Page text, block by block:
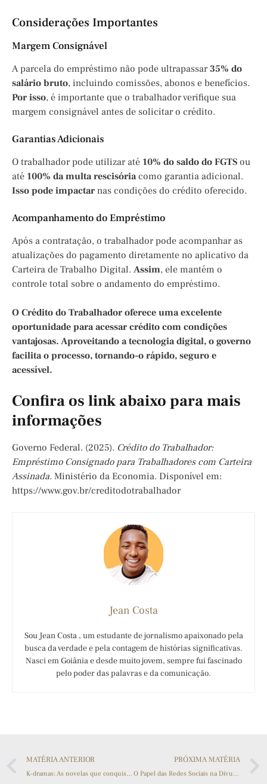
Considerações Importantes
Margem Consignável
A parcela do empréstimo não pode ultrapassar35% do
salário bruto, incluindo comissões, abonos e benefícios.
Por isso, é importante que o trabalhador verifique sua
margem consignável antes de solicitar o crédito.
Garantias Adicionais
O trabalhador pode utilizar até 10% do saldo do FGTS ou
até 100% da multa rescisóriacomo garantia adicional.
Isso pode impactar nas condições do crédito oferecido.
Acompanhamento do Empréstimo
Após a contratação, o trabalhador pode acompanhar as
atualizações do pagamento diretamente no aplicativo da
Carteira de Trabalho Digital. Assim, ele mantém o
controle total sobre o andamento do empréstimo.
O Crédito do Trabalhador oferece uma excelente
oportunidade para acessar crédito com condições
vantajosas. Aproveitando a tecnologia digital, o governo
facilita o processo, tornando-o rápido, seguro e
acessível.
Confira os link abaixo para mais
informações
Governo Federal. (2025). Crédito do Trabalhador:
Empréstimo Consignado para Trabalhadores com Carteira
Assinada. Ministério da Economia. Disponível em:
https://www.gov.br/creditodotrabalhador
Jean Costa
Sou Jean Costa , um estudante de jornalismo apaixonado pela
busca da verdade e pela contagem de histórias significativas.
Nasci em Goiânia e desde muito jovem, sempre fui fascinado
pelo poder das palavras e da comunicação.
MATÉRIA ANTERIOR
K-dramas: As novelas que conquistam cada vez mais os brasileiros
PRÓXIMA MATÉRIA
O Papel das Redes Sociais na Divulgação da Cultura